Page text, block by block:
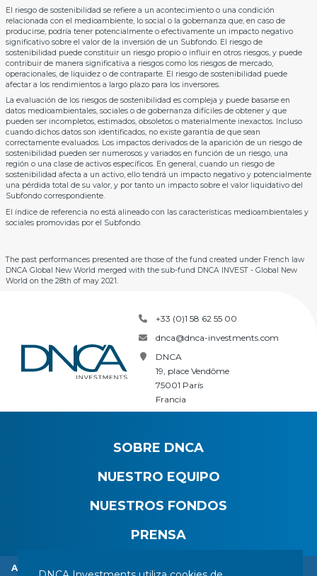
Alerta: Robo de identidad de DNCA Finance.
El riesgo de sostenibilidad se refiere a un acontecimiento o una condición
relacionada con el medioambiente, lo social o la gobernanza que, en caso de
producirse, podría tener potencialmente o efectivamente un impacto negativo
significativo sobre el valor de la inversión de un Subfondo. El riesgo de
sostenibilidad puede constituir un riesgo propio o influir en otros riesgos, y puede
contribuir de manera significativa a riesgos como los riesgos de mercado,
operacionales, de liquidez o de contraparte. El riesgo de sostenibilidad puede
afectar a los rendimientos a largo plazo para los inversores.
La evaluación de los riesgos de sostenibilidad es compleja y puede basarse en
datos medioambientales, sociales o de gobernanza difíciles de obtener y que
pueden ser incompletos, estimados, obsoletos o materialmente inexactos. Incluso
cuando dichos datos son identificados, no existe garantía de que sean
correctamente evaluados. Los impactos derivados de la aparición de un riesgo de
sostenibilidad pueden ser numerosos y variados en función de un riesgo, una
región o una clase de activos específicos. En general, cuando un riesgo de
sostenibilidad afecta a un activo, ello tendrá un impacto negativo y potencialmente
una pérdida total de su valor, y por tanto un impacto sobre el valor liquidativo del
Subfondo correspondiente.
El índice de referencia no está alineado con las características medioambientales y
sociales promovidas por el Subfondo.
The past performances presented are those of the fund created under French law
DNCA Global New World merged with the sub-fund DNCA INVEST - Global New
World on the 28th of may 2021.
+33 (0)1 58 62 55 00
dnca@dnca-investments.com
DNCA
19, place Vendôme
75001 París
Francia
SOBRE DNCA
NUESTRO EQUIPO
NUESTROS FONDOS
PRENSA